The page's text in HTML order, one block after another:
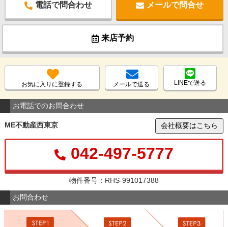
電話で問合わせ メールで問合せ
来店予約
お気に入りに登録する メールで送る LINEで送る
お電話でのお問合わせ
ME不動産西東京 会社概要はこちら
042-497-5777
物件番号：RHS-991017388
お問合わせ